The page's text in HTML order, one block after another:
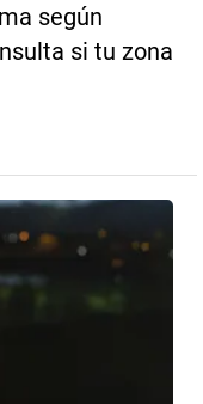
según
si tu zona